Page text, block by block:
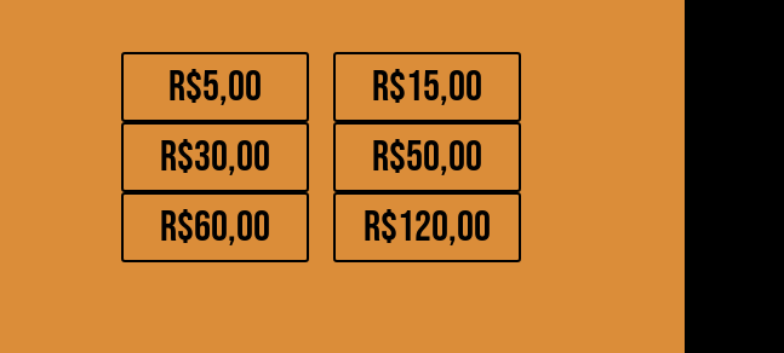
R$5,00
R$30,00
R$60,00
R$15,00
R$50,00
R$120,00